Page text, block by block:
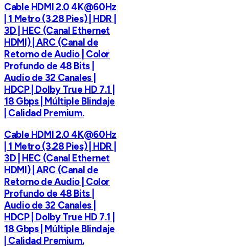
Cable HDMI 2.0 4K@60Hz
| 1 Metro (3.28 Pies) | HDR |
3D | HEC (Canal Ethernet
HDMI) | ARC (Canal de
Retorno de Audio | Color
Profundo de 48 Bits |
Audio de 32 Canales |
HDCP | Dolby True HD 7.1 |
18 Gbps | Múltiple Blindaje
| Calidad Premium.
Cable HDMI 2.0 4K@60Hz
| 1 Metro (3.28 Pies) | HDR |
3D | HEC (Canal Ethernet
HDMI) | ARC (Canal de
Retorno de Audio | Color
Profundo de 48 Bits |
Audio de 32 Canales |
HDCP | Dolby True HD 7.1 |
18 Gbps | Múltiple Blindaje
| Calidad Premium.